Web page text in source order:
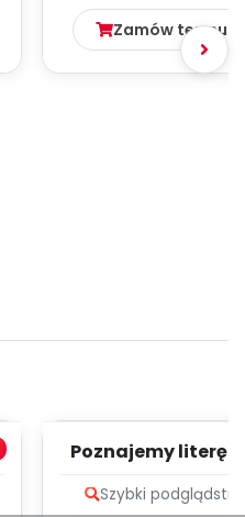
Zamów ten
Poznajemy literę E,
Szybki podgląd